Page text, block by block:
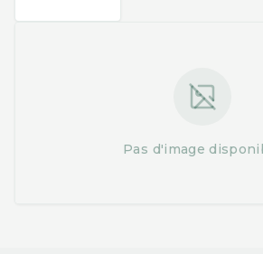
Pas d'image